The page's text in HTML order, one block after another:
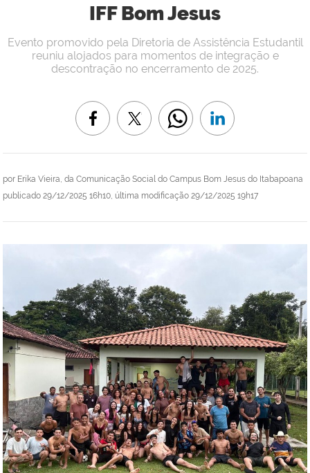
IFF Bom Jesus
por Erika Vieira, da Comunicação Social do Campus Bom Jesus do Itabapoana
publicado 29/12/2025 16h10, última modificação 29/12/2025 19h17
Evento promovido pela Diretoria de Assistência Estudantil
reuniu alojados para momentos de integração e
descontração no encerramento de 2025.